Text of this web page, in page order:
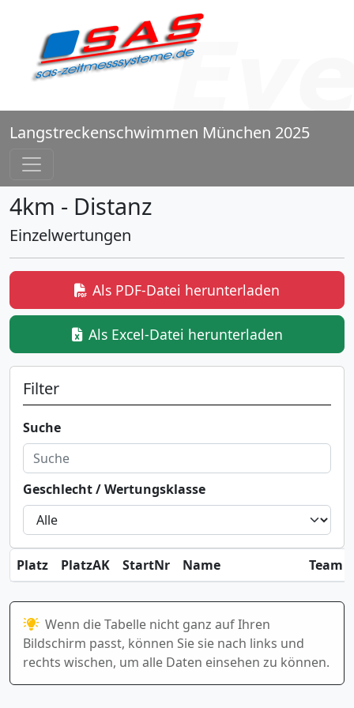
Langstreckenschwimmen München 2025
4km - Distanz
Einzelwertungen
Als PDF-Datei herunterladen
Als Excel-Datei herunterladen
Filter
Suche
Geschlecht / Wertungsklasse
Platz PlatzAK StartNr Name Team
Wenn die Tabelle nicht ganz auf Ihren
Bildschirm passt, können Sie sie nach links und
rechts wischen, um alle Daten einsehen zu können.